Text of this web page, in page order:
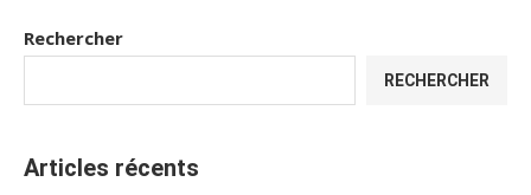
Rechercher
RECHERCHER
Articles récents